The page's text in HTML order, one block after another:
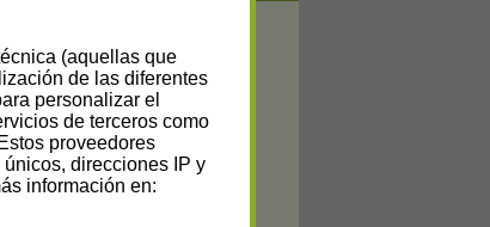
(aquellas que
de las diferentes
personalizar el
de terceros como
proveedores
direcciones IP y
información en: